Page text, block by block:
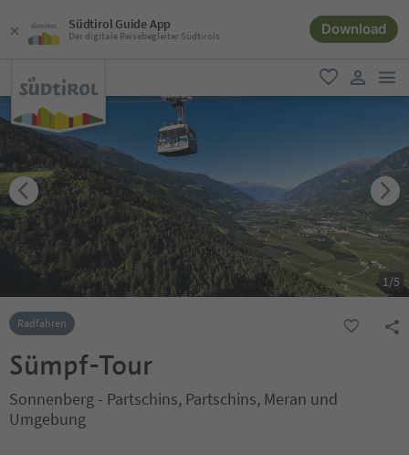
Südtirol Guide App
Der digitale Reisebegleiter Südtirols Download
favorit
user link
1/5
Radfahren
Sümpf-Tour
Sonnenberg - Partschins, Partschins, Meran und
Umgebung